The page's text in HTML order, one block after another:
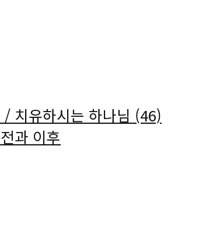
치유하시는 하나님 (46)
과 이후